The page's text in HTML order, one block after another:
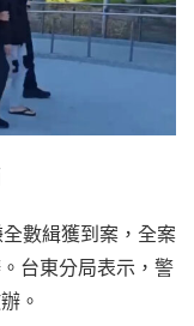
數緝獲到案，全案
台東分局表示，警
。